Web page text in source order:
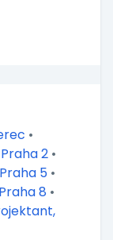
•
2 •
5 •
8 •